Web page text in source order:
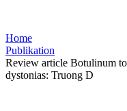
Home
Publikation
Review article Botulinum
dystonias: Truong D